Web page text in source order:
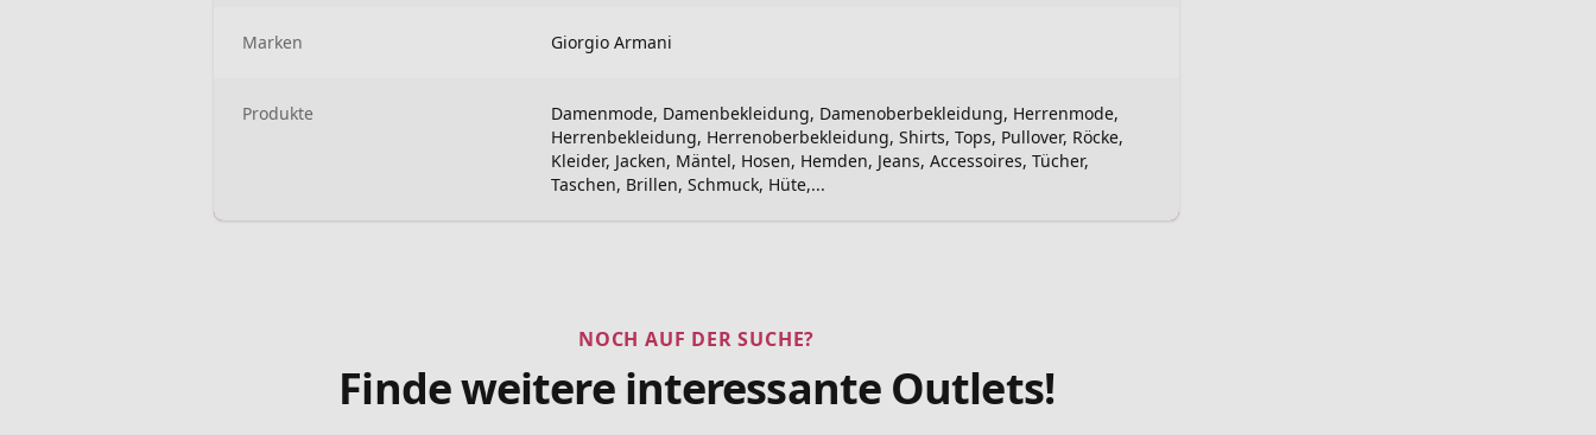
Marken Giorgio Armani
Produkte
Damenmode, Damenbekleidung, Damenoberbekleidung, Herrenmode,
Herrenbekleidung, Herrenoberbekleidung, Shirts, Tops, Pullover, Röcke,
Kleider, Jacken, Mäntel, Hosen, Hemden, Jeans, Accessoires, Tücher,
Taschen, Brillen, Schmuck, Hüte,...
NOCH AUF DER SUCHE?
Finde weitere interessante Outlets!